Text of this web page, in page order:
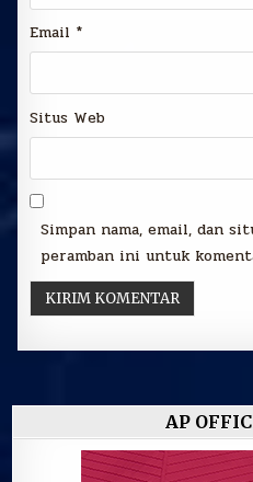
Email *
Situs Web
Simpan nama, email, dan
peramban ini untuk
AP